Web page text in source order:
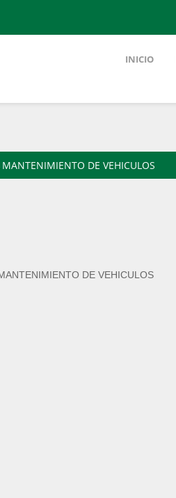
INICIO
DE VEHICULOS
DE VEHICULOS